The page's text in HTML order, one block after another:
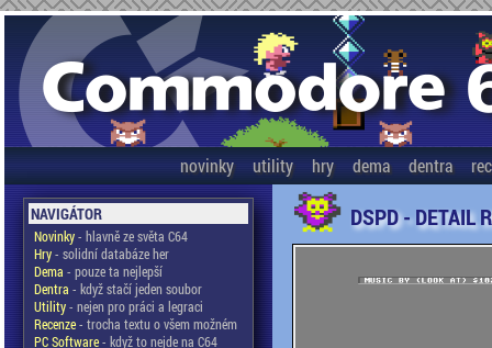
novinky utility hry dema dentra
NAVIGÁTOR
Novinky- hlavně ze světa C64
Hry- solidní databáze her
Dema - pouze ta nejlepší
Dentra - když stačí jeden soubor
Utility- nejen pro práci a legraci
Recenze- trocha textu o všem možném
PC Software- když to nejde na C64
DSPD - DETAIL